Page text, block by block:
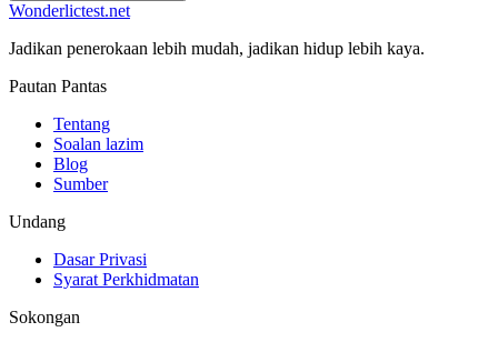
Wonderlictest.net
Jadikan penerokaan lebih mudah, jadikan hidup lebih kaya.
Pautan Pantas
Tentang
Soalan lazim
Blog
Sumber
Undang
Dasar Privasi
Syarat Perkhidmatan
Sokongan